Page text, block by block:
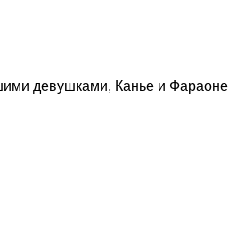
девушками, Канье и Фараоне